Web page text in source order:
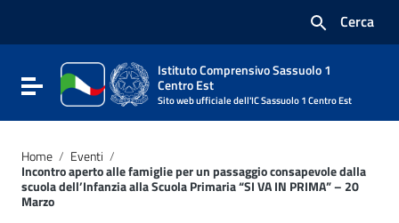
Vai al footer
Cerca
Attiva / disattiva la navigazione
Istituto Comprensivo Sassuolo 1
Centro Est
Sito web ufficiale dell'IC Sassuolo 1 Centro Est
Home / Eventi /
Incontro aperto alle famiglie per un passaggio consapevole dalla
scuola dell’Infanzia alla Scuola Primaria “SI VA IN PRIMA” – 20
Marzo